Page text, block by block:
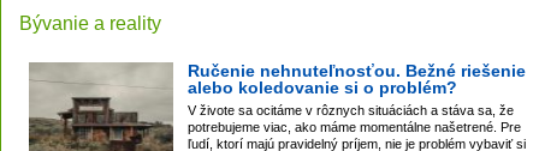
Bývanie a reality
Ručenie nehnuteľnosťou. Bežné riešenie
alebo koledovanie si o problém?
V živote sa ocitáme v rôznych situáciách a stáva sa, že
potrebujeme viac, ako máme momentálne našetrené. Pre
ľudí, ktorí majú pravidelný príjem, nie je problém vybaviť si